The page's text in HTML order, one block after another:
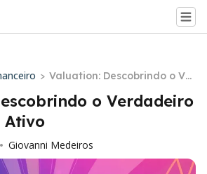
> Valuation: Descobrindo o Ver
dadeiro Valor de um Ativo
o Verdadeiro
Ativo
• Giovanni Medeiros